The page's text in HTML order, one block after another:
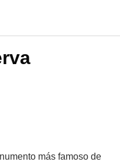
más famoso de